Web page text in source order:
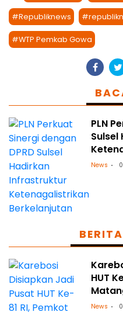
#Republiknews
#WTP Pemkab Gowa
PLN
News
HUT
News